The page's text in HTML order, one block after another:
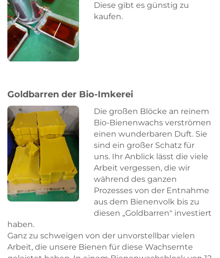
Diese gibt es günstig zu
kaufen.
Goldbarren der Bio-Imkerei
Die großen Blöcke an reinem
Bio-Bienenwachs verströmen
einen wunderbaren Duft. Sie
sind ein großer Schatz für
uns. Ihr Anblick lässt die viele
Arbeit vergessen, die wir
während des ganzen
Prozesses von der Entnahme
aus dem Bienenvolk bis zu
diesen „Goldbarren" investiert
haben.
Ganz zu schweigen von der unvorstellbar vielen
Arbeit, die unsere Bienen für diese Wachsernte